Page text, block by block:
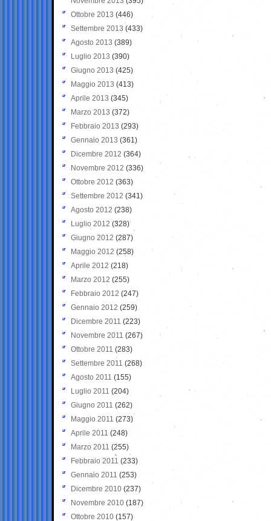
Ottobre 2013 (446)
Settembre 2013 (433)
Agosto 2013 (389)
Luglio 2013 (390)
Giugno 2013 (425)
Maggio 2013 (413)
Aprile 2013 (345)
Marzo 2013 (372)
Febbraio 2013 (293)
Gennaio 2013 (361)
Dicembre 2012 (364)
Novembre 2012 (336)
Ottobre 2012 (363)
Settembre 2012 (341)
Agosto 2012 (238)
Luglio 2012 (328)
Giugno 2012 (287)
Maggio 2012 (258)
Aprile 2012 (218)
Marzo 2012 (255)
Febbraio 2012 (247)
Gennaio 2012 (259)
Dicembre 2011 (223)
Novembre 2011 (267)
Ottobre 2011 (283)
Settembre 2011 (268)
Agosto 2011 (155)
Luglio 2011 (204)
Giugno 2011 (262)
Maggio 2011 (273)
Aprile 2011 (248)
Marzo 2011 (255)
Febbraio 2011 (233)
Gennaio 2011 (253)
Dicembre 2010 (237)
Novembre 2010 (187)
Ottobre 2010 (157)